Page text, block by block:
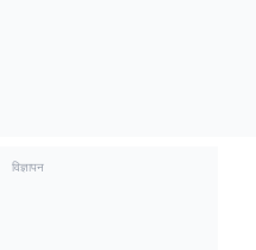
विज्ञापन